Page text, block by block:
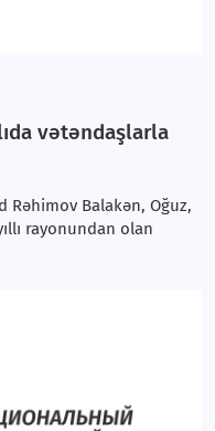
vətəndaşlarla
Rəhimov Balakən, Oğuz,
rayonundan olan